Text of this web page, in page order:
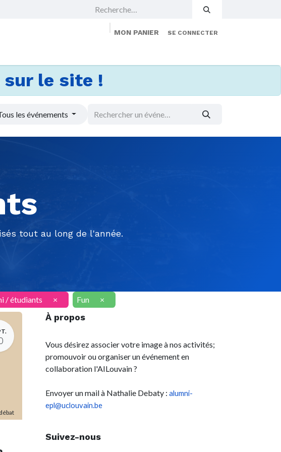
MON PANIER SE CONNECTER
le site !
les événements
tout au long de l'année.
/ étudiants × Fun ×
À propos
Vous désirez associer votre image à nos activités;
promouvoir ou organiser un événement en
collaboration l'AILouvain ?
Envoyer un mail à Nathalie Debaty : alumni-
epl@uclouvain.be
Suivez-nous